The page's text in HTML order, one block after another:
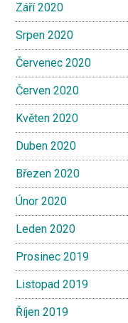
Září 2020
Srpen 2020
Červenec 2020
Červen 2020
Květen 2020
Duben 2020
Březen 2020
Únor 2020
Leden 2020
Prosinec 2019
Listopad 2019
Říjen 2019